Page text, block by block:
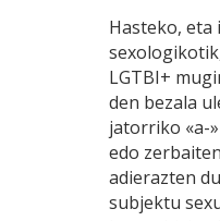
Hasteko,
LGTBI+
den bezala
jatorriko «a-
edo
adierazten
subjektu